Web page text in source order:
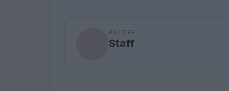
AUTORE
Staff